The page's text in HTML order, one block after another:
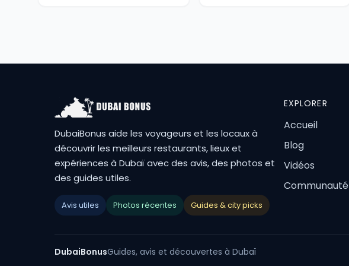
DubaiBonus aide les voyageurs et les locaux à
découvrir les meilleurs restaurants, lieux et
expériences à Dubaï avec des avis, des photos et
des guides utiles.
Avis utiles Photos récentes Guides & city picks
EXPLORER
Accueil
Blog
Vidéos
Communauté
DubaiBonusGuides, avis et découvertes à Dubaï